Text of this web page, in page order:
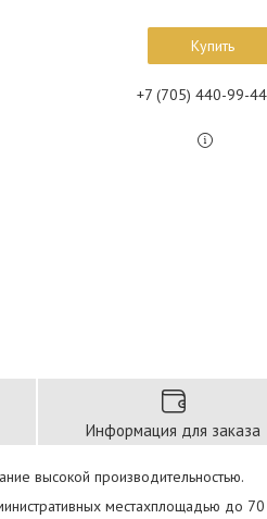
Купить
+7 (705) 440-99-44
Информация для заказа
высокой производительностью.
местахплощадью до